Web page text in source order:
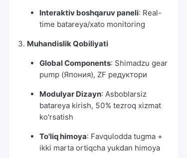
Interaktiv boshqaruv paneli: Real-
time batareya/xato monitoring
Muhandislik Qobiliyati
Global Components: Shimadzu gear
pump (Япония), ZF редуктори
Modulyar Dizayn: Asboblarsiz
batareya kirish, 50% tezroq xizmat
ko'rsatish
To'liq himoya: Favqulodda tugma +
ikki marta ortiqcha yukdan himoya